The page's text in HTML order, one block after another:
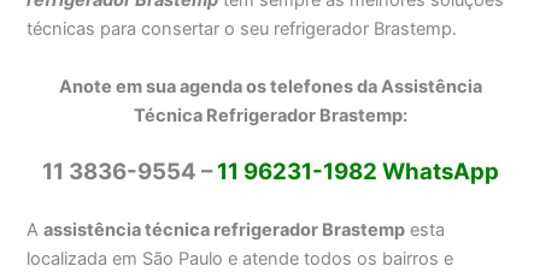
técnicas para consertar o seu refrigerador Brastemp.
Anote em sua agenda os telefones da Assistência
Técnica Refrigerador Brastemp:
11 3836-9554 –11 96231-1982 WhatsApp
Aassistência técnica refrigerador Brastemp esta
localizada em São Paulo e atende todos os bairros e